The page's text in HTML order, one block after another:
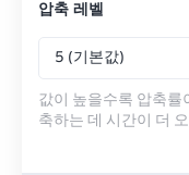
압축 레벨
5 (기본값)
값이 높을수록 압축률
축하는 데 시간이 더